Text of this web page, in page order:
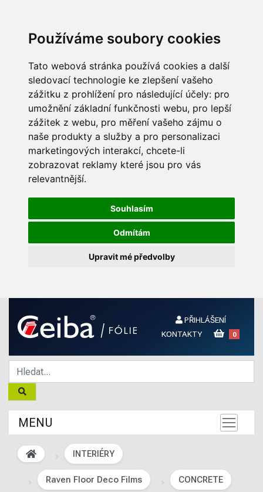
Používáme soubory cookies
Tato webová stránka používá cookies a další
sledovací technologie ke zlepšení vašeho
zážitku z prohlížení pro následující účely: pro
umožnění základní funkčnosti webu, pro lepší
zážitek z webu, pro měření vašeho zájmu o
naše produkty a služby a pro personalizaci
marketingových interakcí, chcete-li
zobrazovat reklamy které jsou pro vás
relevantnější.
Souhlasím
Odmítám
Upravit mé předvolby
PŘIHLÁŠENÍ
KONTAKTY
0
MENU
INTERIÉRY
Raven Floor Deco Films CONCRETE